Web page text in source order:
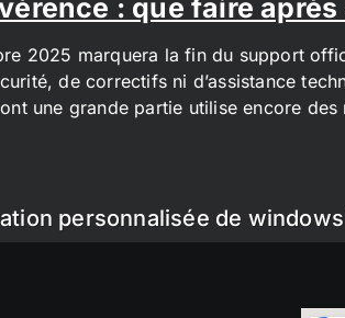
: que faire
2025 marquera la fin du support
de correctifs ni d’assistance
une grande partie utilise encore
personnalisée de windows